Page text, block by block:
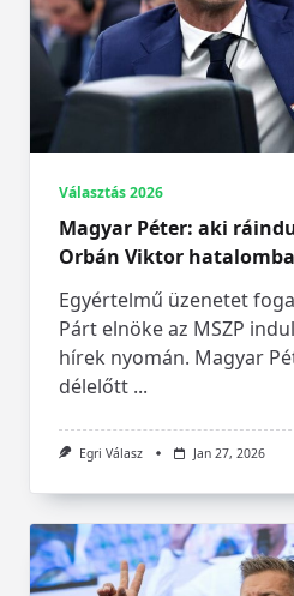
Választás 2026
Magyar Péter: aki
Orbán Viktor
Egyértelmű üzenetet
Párt elnöke az MSZP
hírek nyomán. Magyar
délelőtt ...
Egri Válasz Jan 27, 2026